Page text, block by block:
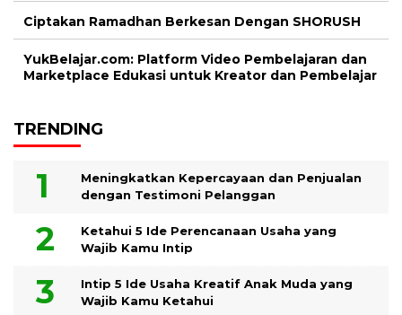
Ciptakan Ramadhan Berkesan Dengan SHORUSH
YukBelajar.com: Platform Video Pembelajaran dan
Marketplace Edukasi untuk Kreator dan Pembelajar
TRENDING
Meningkatkan Kepercayaan dan Penjualan
dengan Testimoni Pelanggan
Ketahui 5 Ide Perencanaan Usaha yang
Wajib Kamu Intip
Intip 5 Ide Usaha Kreatif Anak Muda yang
Wajib Kamu Ketahui